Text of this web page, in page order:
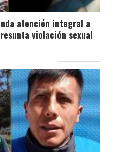
atención integral a
violación sexual